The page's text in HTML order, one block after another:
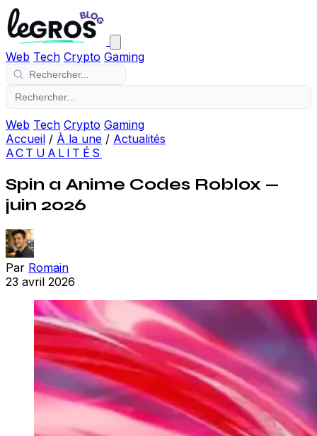
Web Tech Crypto Gaming
Web Tech Crypto Gaming
Accueil / À la une / Actualités
ACTUALITÉS
Spin a Anime Codes Roblox —
juin 2026
Par Romain
23 avril 2026